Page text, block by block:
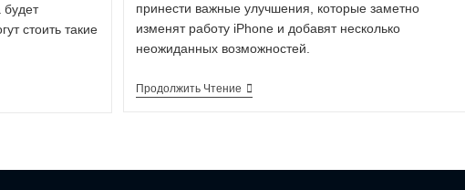
стоить такие
принести важные улучшения, которые заметно
изменят работу iPhone и добавят несколько
неожиданных возможностей.
Продолжить Чтение